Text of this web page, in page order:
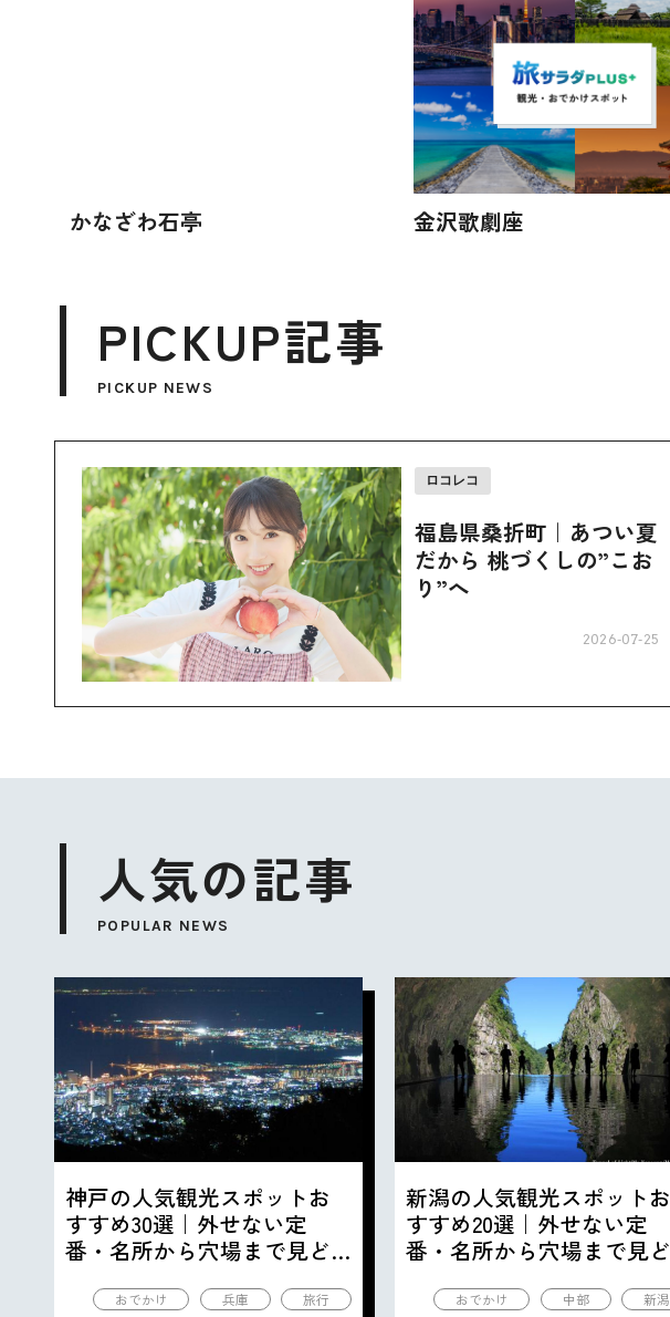
かなざわ石亭 金沢歌劇座
PICKUP記事
PICKUP NEWS
ロコレコ
福島県桑折町｜あつい夏
だから 桃づくしの”こお
り”へ
2026-07-25
人気の記事
POPULAR NEWS
神戸の人気観光スポットお
すすめ30選｜外せない定
番・名所から穴場まで見ど
おでかけ 兵庫 旅行
新潟の人気観光スポットお
すすめ20選｜外せない定
番・名所から穴場まで見ど
おでかけ 中部 新潟